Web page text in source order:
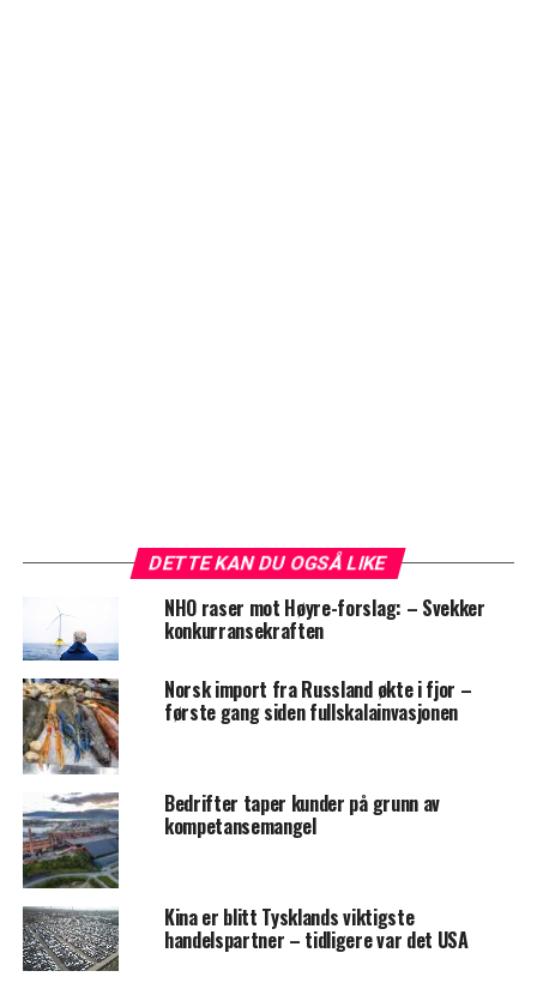
DETTE KAN DU OGSÅ LIKE
NHO raser mot Høyre-forslag: – Svekker
konkurransekraften
Norsk import fra Russland økte i fjor –
første gang siden fullskalainvasjonen
Bedrifter taper kunder på grunn av
kompetansemangel
Kina er blitt Tysklands viktigste
handelspartner – tidligere var det USA